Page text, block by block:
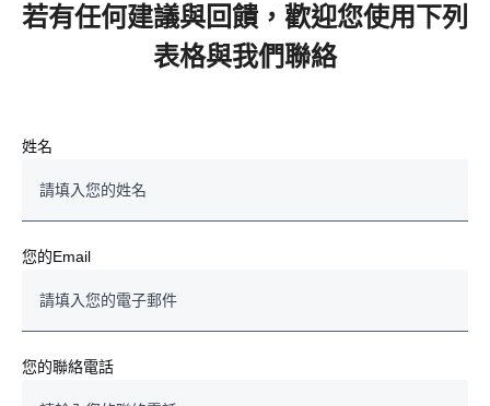
若有任何建議與回饋，歡迎您使用下列
表格與我們聯絡
姓名
您的Email
您的聯絡電話